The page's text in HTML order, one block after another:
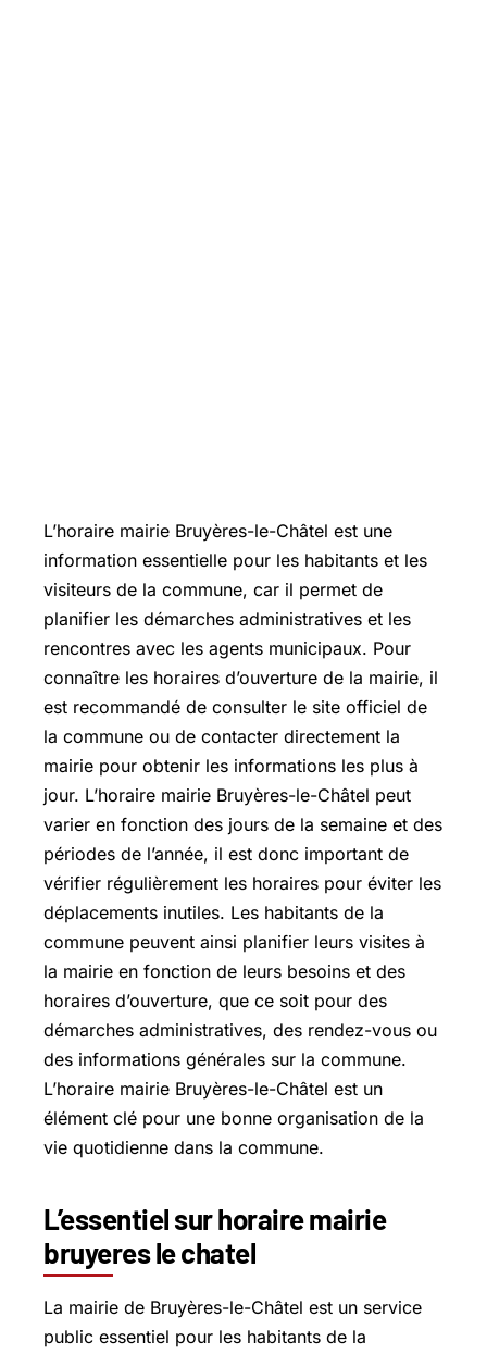
L’horaire mairie Bruyères-le-Châtel est une
information essentielle pour les habitants et les
visiteurs de la commune, car il permet de
planifier les démarches administratives et les
rencontres avec les agents municipaux. Pour
connaître les horaires d’ouverture de la mairie, il
est recommandé de consulter le site officiel de
la commune ou de contacter directement la
mairie pour obtenir les informations les plus à
jour. L’horaire mairie Bruyères-le-Châtel peut
varier en fonction des jours de la semaine et des
périodes de l’année, il est donc important de
vérifier régulièrement les horaires pour éviter les
déplacements inutiles. Les habitants de la
commune peuvent ainsi planifier leurs visites à
la mairie en fonction de leurs besoins et des
horaires d’ouverture, que ce soit pour des
démarches administratives, des rendez-vous ou
des informations générales sur la commune.
L’horaire mairie Bruyères-le-Châtel est un
élément clé pour une bonne organisation de la
vie quotidienne dans la commune.
L’essentiel sur horaire mairie
bruyeres le chatel
La mairie de Bruyères-le-Châtel est un service
public essentiel pour les habitants de la